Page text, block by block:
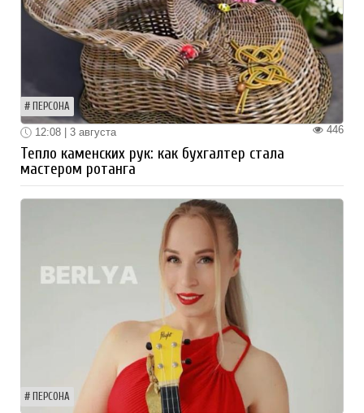
ПЕРСОНА
446
12:08 | 3 августа
Тепло каменских рук: как бухгалтер стала
мастером ротанга
ПЕРСОНА